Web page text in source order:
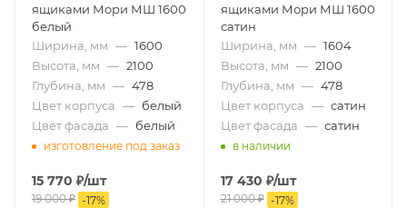
ящиками Мори МШ 1600
белый
Ширина, мм — 1600
Высота, мм — 2100
Глубина, мм — 478
Цвет корпуса — белый
Цвет фасада — белый
изготовление под заказ
15 770 ₽/шт
19 000₽ -17%
ящиками Мори МШ 1600
сатин
Ширина, мм — 1604
Высота, мм — 2100
Глубина, мм — 478
Цвет корпуса — сатин
Цвет фасада — сатин
в наличии
17 430 ₽/шт
21 000₽ -17%